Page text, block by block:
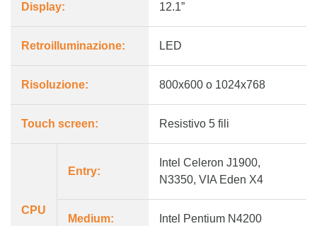
Display: 12.1”
Retroilluminazione: LED
Risoluzione: 800x600 o 1024x768
Touch screen: Resistivo 5 fili
CPU
Entry:
Intel Celeron J1900,
N3350, VIA Eden X4
Medium: Intel Pentium N4200